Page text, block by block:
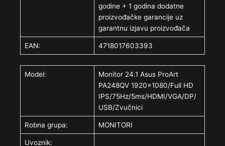
godine + 1 godina dodatne
proizvođačke garancije uz
garantnu izjavu proizvođača
EAN: 4718017603393
Model:
Monitor 24.1 Asus ProArt
PA248QV 1920×1080/Full HD
IPS/75Hz/5ms/HDMI/VGA/DP/
USB/Zvučnici
Robna grupa: MONITORI
Uvoznik: